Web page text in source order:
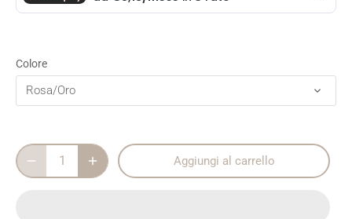
Colore
Rosa/Oro
Aggiungi al carrello